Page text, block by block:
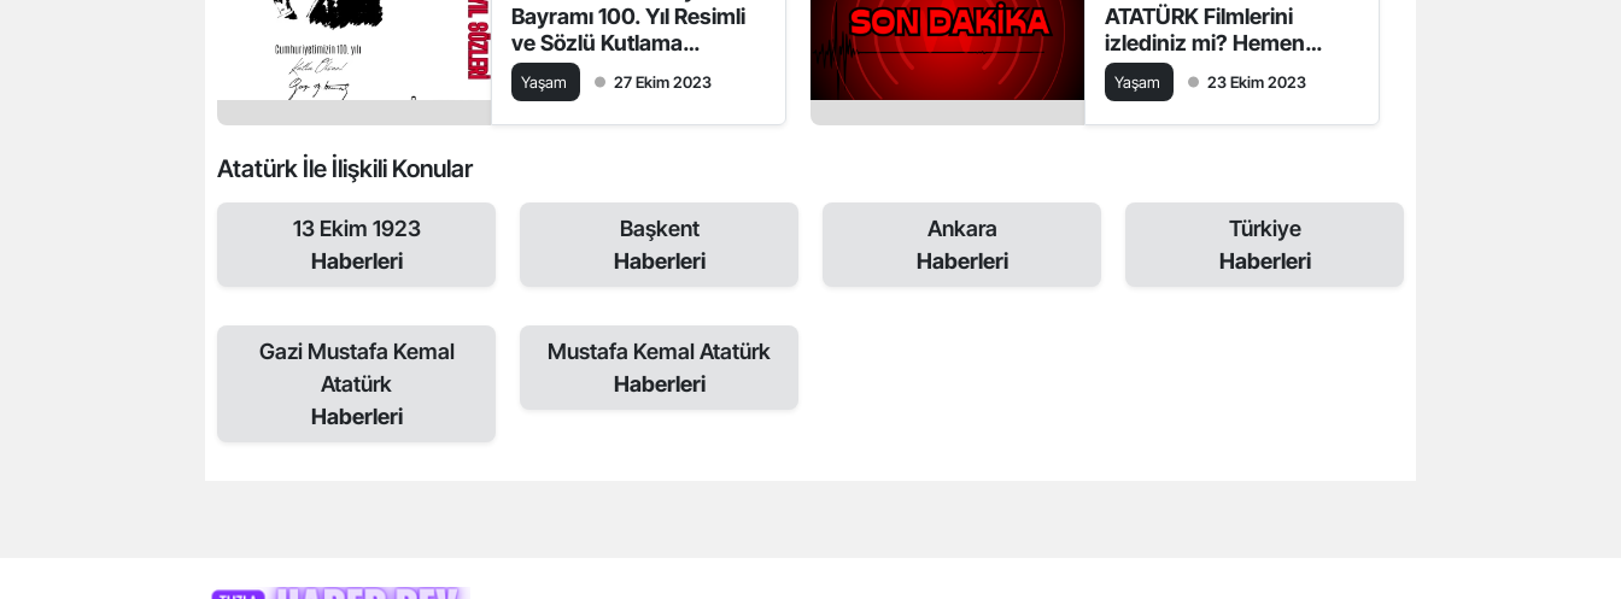
Bayramı 100. Yıl Resimli
ve Sözlü Kutlama
Mesajları 2023
Yaşam 27 Ekim 2023
ATATÜRK Filmlerini
izlediniz mi? Hemen
Bakın!!!
Yaşam 23 Ekim 2023
Atatürk İle İlişkili Konular
13 Ekim 1923
Haberleri
Başkent
Haberleri
Ankara
Haberleri
Türkiye
Haberleri
Gazi Mustafa Kemal
Atatürk
Haberleri
Mustafa Kemal Atatürk
Haberleri